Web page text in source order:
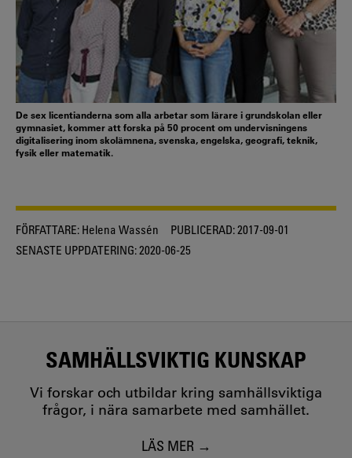
De sex licentianderna som alla arbetar som lärare i grundskolan eller
gymnasiet, kommer att forska på 50 procent om undervisningens
digitalisering inom skolämnena, svenska, engelska, geografi, teknik,
fysik eller matematik.
FÖRFATTARE: Helena Wassén PUBLICERAD:2017-09-01
SENASTE UPPDATERING:2020-06-25
SAMHÄLLSVIKTIG KUNSKAP
Vi forskar och utbildar kring samhällsviktiga
frågor, i nära samarbete med samhället.
LÄS MER